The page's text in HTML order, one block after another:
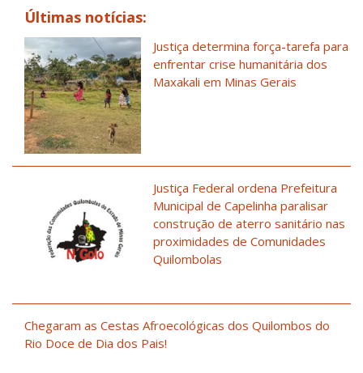
Últimas notícias:
Justiça determina força-tarefa para
enfrentar crise humanitária dos
Maxakali em Minas Gerais
Justiça Federal ordena Prefeitura
Municipal de Capelinha paralisar
construção de aterro sanitário nas
proximidades de Comunidades
Quilombolas
Chegaram as Cestas Afroecológicas dos Quilombos do
Rio Doce de Dia dos Pais!